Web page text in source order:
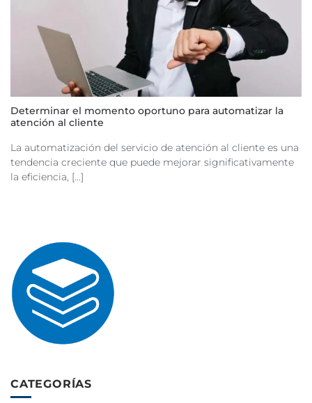
Determinar el momento oportuno para automatizar la
atención al cliente
La automatización del servicio de atención al cliente es una
tendencia creciente que puede mejorar significativamente
la eficiencia, [...]
CATEGORÍAS